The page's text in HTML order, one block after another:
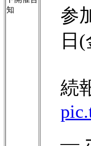
知
参
日
続